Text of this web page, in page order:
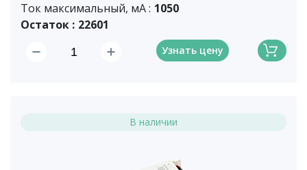
Ток максимальный, мА : 1050
Остаток : 22601
Узнать цену
В наличии